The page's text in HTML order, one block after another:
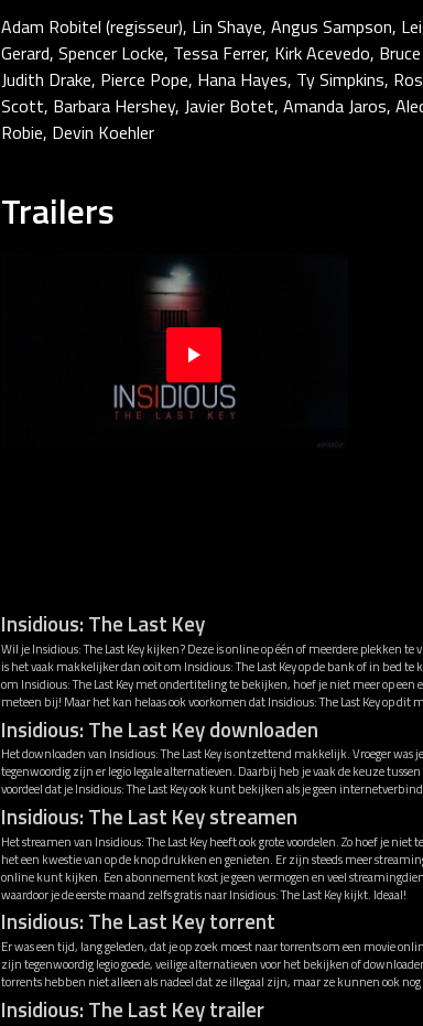
Adam Robitel (regisseur), Lin Shaye, Angus Sampson,
Gerard, Spencer Locke, Tessa Ferrer, Kirk Acevedo,
Judith Drake, Pierce Pope, Hana Hayes, Ty Simpkins,
Scott, Barbara Hershey, Javier Botet, Amanda Jaros,
Robie, Devin Koehler
Trailers
Insidious: The Last Key
Wil je Insidious: The Last Key kijken? Deze is online op één of meerdere plekken
is het vaak makkelijker dan ooit om Insidious: The Last Key op de bank of in bed
om Insidious: The Last Key met ondertiteling te bekijken, hoef je niet meer op
meteen bij! Maar het kan helaas ook voorkomen dat Insidious: The Last Key op
Insidious: The Last Key downloaden
Het downloaden van Insidious: The Last Key is ontzettend makkelijk. Vroeger was
tegenwoordig zijn er legio legale alternatieven. Daarbij heb je vaak de keuze
voordeel dat je Insidious: The Last Key ook kunt bekijken als je geen
Insidious: The Last Key streamen
Het streamen van Insidious: The Last Key heeft ook grote voordelen. Zo hoef je
het een kwestie van op de knop drukken en genieten. Er zijn steeds meer
online kunt kijken. Een abonnement kost je geen vermogen en veel
waardoor je de eerste maand zelfs gratis naar Insidious: The Last Key kijkt. Ideaal!
Insidious: The Last Key torrent
Er was een tijd, lang geleden, dat je op zoek moest naar torrents om een movie
zijn tegenwoordig legio goede, veilige alternatieven voor het bekijken of
torrents hebben niet alleen als nadeel dat ze illegaal zijn, maar ze kunnen ook
Insidious: The Last Key trailer